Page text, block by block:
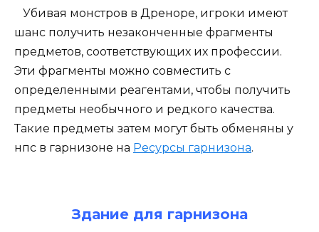
Убивая монстров в Дреноре, игроки имеют
шанс получить незаконченные фрагменты
предметов, соответствующих их профессии.
Эти фрагменты можно совместить с
определенными реагентами, чтобы получить
предметы необычного и редкого качества.
Такие предметы затем могут быть обменяны у
нпс в гарнизоне на Ресурсы гарнизона.
Здание для гарнизона